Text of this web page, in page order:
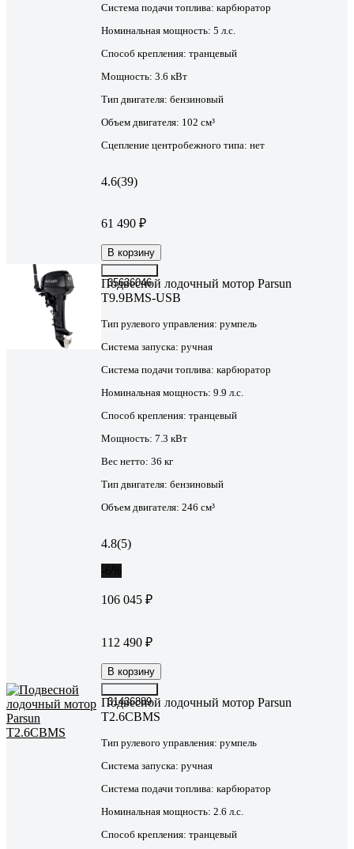
Система подачи топлива: карбюратор
Номинальная мощность: 5 л.с.
Способ крепления: транцевый
Мощность: 3.6 кВт
Тип двигателя: бензиновый
Объем двигателя: 102 см³
Сцепление центробежного типа: нет
4.6(39)
61 490 ₽
В корзину
35636046
Подвесной лодочный мотор Parsun
T9.9BMS-USB
Тип рулевого управления: румпель
Система запуска: ручная
Система подачи топлива: карбюратор
Номинальная мощность: 9.9 л.с.
Способ крепления: транцевый
Мощность: 7.3 кВт
Вес нетто: 36 кг
Тип двигателя: бензиновый
Объем двигателя: 246 см³
4.8(5)
106 045 ₽
112 490 ₽
В корзину
31436889
Подвесной лодочный мотор Parsun
T2.6CBMS
Тип рулевого управления: румпель
Система запуска: ручная
Система подачи топлива: карбюратор
Номинальная мощность: 2.6 л.с.
Способ крепления: транцевый